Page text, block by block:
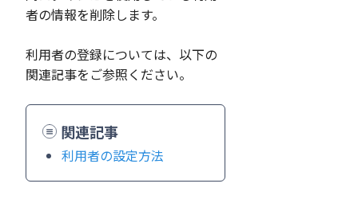
者の情報を削除します。
利用者の登録については、以下の
関連記事をご参照ください。
関連記事
利用者の設定方法